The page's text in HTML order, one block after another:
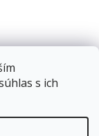
s ich
v hodnote
vyhradené.